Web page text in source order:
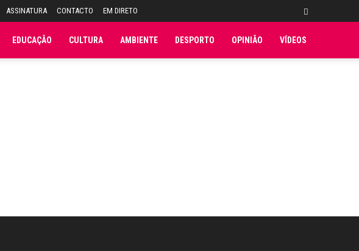
ASSINATURA CONTACTO EM DIRETO
EDUCAÇÃO CULTURA AMBIENTE DESPORTO OPINIÃO VÍDEOS